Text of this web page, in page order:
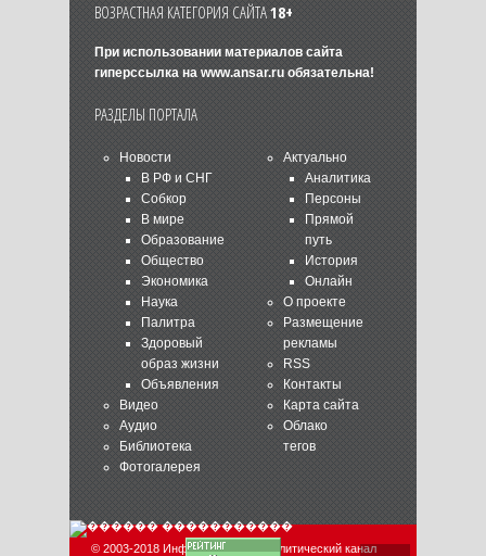
ВОЗРАСТНАЯ КАТЕГОРИЯ САЙТА18+
При использовании материалов сайта
гиперссылка на www.ansar.ruобязательна!
РАЗДЕЛЫ ПОРТАЛА
Новости
В РФ и СНГ
Собкор
В мире
Образование
Общество
Экономика
Наука
Палитра
Здоровый
образ жизни
Объявления
Видео
Аудио
Библиотека
Фотогалерея
Актуально
Аналитика
Персоны
Прямой
путь
История
Онлайн
О проекте
Размещение
рекламы
RSS
Контакты
Карта сайта
Облако
тегов
© 2003-2018 Информационно-аналитический канал